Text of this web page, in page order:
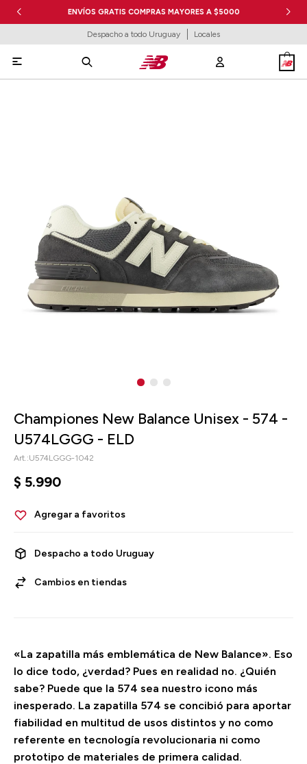
ENVÍOS GRATIS COMPRAS MAYORES A $5000
Despacho a todo Uruguay Locales

Championes New Balance Unisex - 574 -
U574LGGG - ELD
U574LGGG-1042
$ 5.990
Despacho a todo Uruguay
Cambios en tiendas
«La zapatilla más emblemática de New Balance». Eso
lo dice todo, ¿verdad? Pues en realidad no. ¿Quién
sabe? Puede que la 574 sea nuestro icono más
inesperado. La zapatilla 574 se concibió para aportar
fiabilidad en multitud de usos distintos y no como
referente en tecnología revolucionaria ni como
prototipo de materiales de primera calidad.